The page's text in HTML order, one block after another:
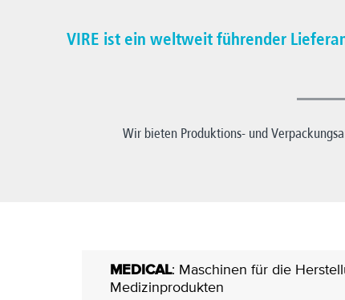
VIRE ist ein weltweit führender
Wir bieten Produktions- und
MEDICAL: Maschinen für die
Medizinprodukten